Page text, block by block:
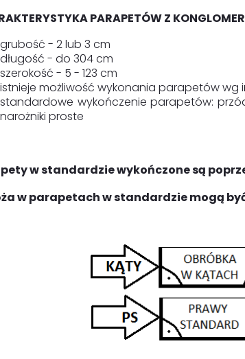
PARAPETÓW Z
grubość - 2 lub 3 cm
długość - do 304 cm
szerokość - 5 - 123 cm
istnieje możliwość wykonania parapetów
standardowe wykończenie parapetów:
narożniki proste
w standardzie wykończone są
w parapetach w standardzie mogą